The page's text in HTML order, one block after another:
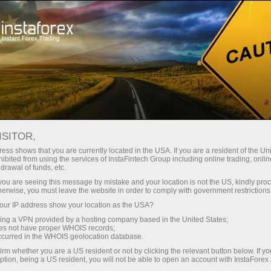
انسٹا فاریکس کے ساتھ، آپ
حاصل کرتے ہیں: 1:5000 تک کا فائدہ،
مارکیٹ میں کچھ بہترین اسپریڈز اور
کمیشنز، اور ٹریڈنگ اسٹاک اور انڈیکس
کے لیے فائدہ مند حالات۔
مختصر
30% بونس
ہر ڈیپازٹ پر
رفتار
تجارت اور ہائی ویز پر
shows that you are currently located in the USA. If you are a resident of the
from using the services of InstaFintech Group including online trading,
of funds, etc.
are seeing this message by mistake and your location is not the US, kindly
you must leave the website in order to comply with government
IP address show your location as the USA?
a VPN provided by a hosting company based in the United States;
not have proper WHOIS records;
in the WHOIS geolocation database.
whether you are a US resident or not by clicking the relevant button below. If
being a US resident, you will not be able to open an account with InstaForex